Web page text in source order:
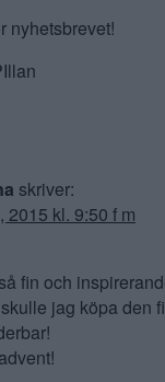
nyhetsbrevet!
skriver:
2015 kl. 9:50 f m
fin och
jag köpa den